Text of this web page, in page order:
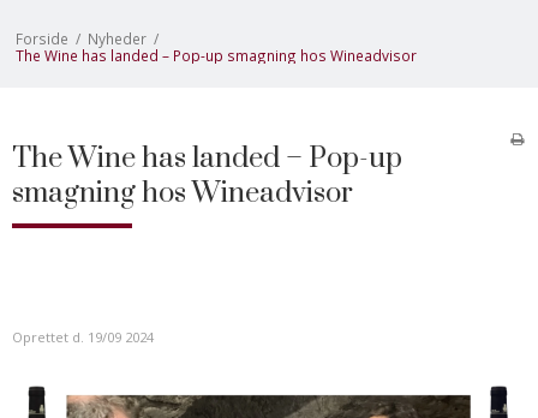
Forside / Nyheder /
The Wine has landed – Pop-up smagning hos Wineadvisor
The Wine has landed – Pop-up
smagning hos Wineadvisor
Oprettet d. 19/09 2024